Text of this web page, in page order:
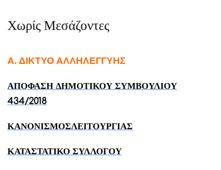
Χωρίς Μεσάζοντες
Α. ΔΙΚΤΥΟ ΑΛΛΗΛΕΓΓΥΗΣ
ΑΠΟΦΑΣΗ ΔΗΜΟΤΙΚΟΥ ΣΥΜΒΟΥΛΙΟΥ
434/2018
ΚΑΝΟΝΙΣΜΟΣΛΕΙΤΟΥΡΓΙΑΣ
ΚΑΤΑΣΤΑΤΙΚΟ ΣΥΛΛΟΓΟΥ